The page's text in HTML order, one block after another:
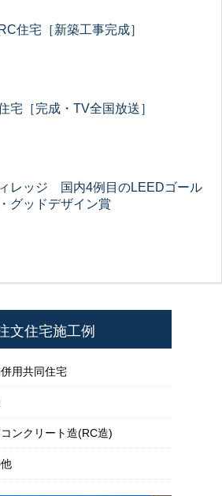
住宅［新築工事完成］
宅［完成・TV全国放送］
レッジ 国内4例目のLEEDゴール
グッドデザイン賞
文住宅施工例
用共同住宅
ンクリート造(RC造)